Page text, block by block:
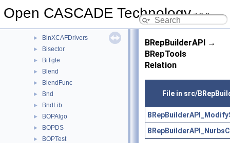
Open CASCADE Technology7.9.0
BinTObjDrivers
► BinXCAFDrivers
► Bisector
► BiTgte
► Blend
► BlendFunc
► Bnd
► BndLib
► BOPAlgo
► BOPDS
► BOPTest
BRepBuilderAPI →
BRepTools
Relation
File in src/